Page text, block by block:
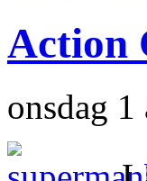
Action
onsdag